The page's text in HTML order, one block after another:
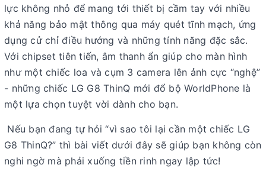
lực không nhỏ để mang tới thiết bị cầm tay với nhiều
khả năng bảo mật thông qua máy quét tĩnh mạch, ứng
dụng cử chỉ điều hướng và những tính năng đặc sắc.
Với chipset tiên tiến, âm thanh ẩn giúp cho màn hình
như một chiếc loa và cụm 3 camera lên ảnh cực “nghệ”
- những chiếc LG G8 ThinQ mới đổ bộ WorldPhone là
một lựa chọn tuyệt vời dành cho bạn.
Nếu bạn đang tự hỏi “vì sao tôi lại cần một chiếc LG
G8 ThinQ?” thì bài viết dưới đây sẽ giúp bạn không còn
nghi ngờ mà phải xuống tiền rinh ngay lập tức!